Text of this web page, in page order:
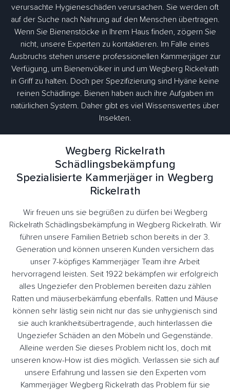
verursachte Hygieneschäden verursachen. Sie werden oft
auf der Suche nach Nahrung auf den Menschen übertragen.
Wenn Sie Bienenstöcke in Ihrem Haus finden, zögern Sie
nicht, unsere Experten zu kontaktieren. Im Falle eines
Ausbruchs stehen unsere professionellen Kammerjäger zur
Verfügung, um Bienenvölker in und um Wegberg Rickelrath
in Griff zu halten. Doch per Spezifizierung sind Hyäne keine
reinen Schädlinge. Bienen haben auch ihre Aufgaben im
natürlichen System. Daher gibt es viel Wissenswertes über
Insekten.
Wegberg Rickelrath
Schädlingsbekämpfung
Spezialisierte Kammerjäger in Wegberg
Rickelrath
Wir freuen uns sie begrüßen zu dürfen bei Wegberg
Rickelrath Schädlingsbekämpfung in Wegberg Rickelrath. Wir
führen unsere Familien Betrieb schon bereits in der 3.
Generation und können unseren Kunden versichern das
unser 7-köpfiges Kammerjäger Team ihre Arbeit
hervorragend leisten. Seit 1922 bekämpfen wir erfolgreich
alles Ungeziefer den Problemen bereiten dazu zählen
Ratten und mäuserbekämfung ebenfalls. Ratten und Mäuse
können sehr lästig sein nicht nur das sie unhygienisch sind
sie auch krankheitsübertragende, auch hinterlassen die
Ungeziefer Schäden an den Möbeln und Gegenstände.
Alleine werden Sie dieses Problem nicht los, doch mit
unseren know-How ist dies möglich. Verlassen sie sich auf
unsere Erfahrung und lassen sie den Experten vom
Kammerjäger Wegberg Rickelrath das Problem für sie